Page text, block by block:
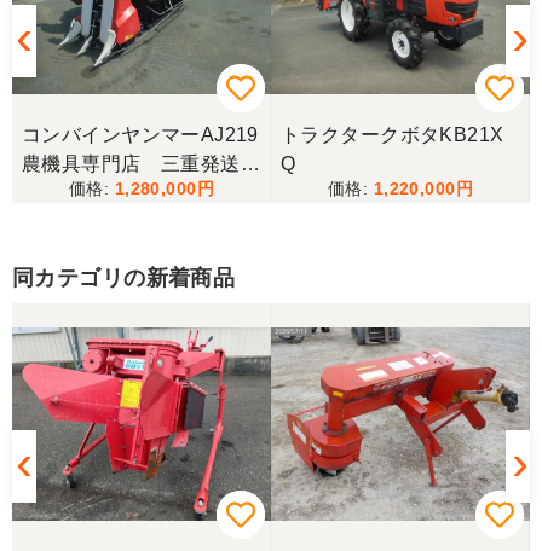
三重県／ユウスケ
購入から引き取りまでスムーズでした。ありがとう
ございました。
三重県／
当方の要望に対して、素早く対応していただき感謝
スタッフの鈴木さんが親切で機械に詳しく 丁寧にご
対応頂きました。 ありがとう！ 少し距離はあります
が、今後も農機具を買う際はのうき屋さんを利用し
ようと思います。
三重県／miraisann
写真と現物が違いすぎる
トラクタークボタKB21X
Q
1,220,000
コンバインヤンマーGC44
1V農機具専門店三重発送
整備済み
1,350,000
同カテゴリの新着商品